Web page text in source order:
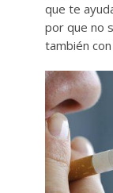
que te
por que no
también